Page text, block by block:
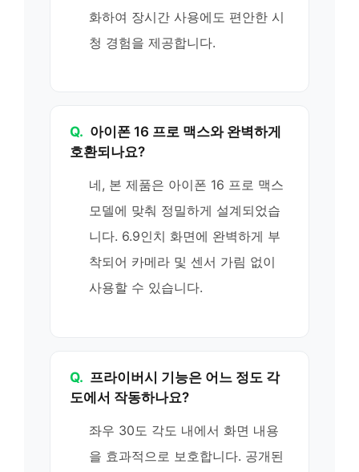
화하여 장시간 사용에도 편안한 시
청 경험을 제공합니다.
Q. 아이폰 16 프로 맥스와 완벽하게
호환되나요?
네, 본 제품은 아이폰 16 프로 맥스
모델에 맞춰 정밀하게 설계되었습
니다. 6.9인치 화면에 완벽하게 부
착되어 카메라 및 센서 가림 없이
사용할 수 있습니다.
Q. 프라이버시 기능은 어느 정도 각
도에서 작동하나요?
좌우 30도 각도 내에서 화면 내용
을 효과적으로 보호합니다. 공개된